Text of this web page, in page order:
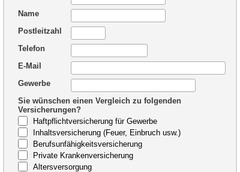
Name
Postleitzahl
Telefon
E-Mail
Gewerbe
Sie wünschen einen Vergleich zu folgenden
Versicherungen?
Haftpflichtversicherung für Gewerbe
Inhaltsversicherung (Feuer, Einbruch usw.)
Berufsunfähigkeitsversicherung
Private Krankenversicherung
Altersversorgung